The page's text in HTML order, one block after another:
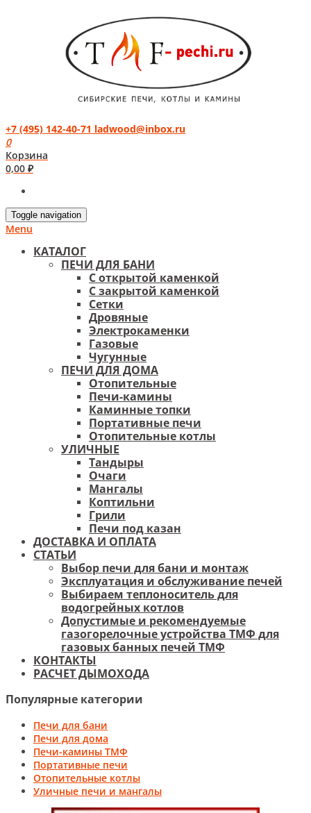
+7 (495) 142-40-71 ladwood@inbox.ru
0
Корзина
0,00 ₽
Toggle navigation
Menu
КАТАЛОГ
ПЕЧИ ДЛЯ БАНИ
С открытой каменкой
С закрытой каменкой
Сетки
Дровяные
Электрокаменки
Газовые
Чугунные
ПЕЧИ ДЛЯ ДОМА
Отопительные
Печи-камины
Каминные топки
Портативные печи
Отопительные котлы
УЛИЧНЫЕ
Тандыры
Очаги
Мангалы
Коптильни
Грили
Печи под казан
ДОСТАВКА И ОПЛАТА
СТАТЬИ
Выбор печи для бани и монтаж
Эксплуатация и обслуживание печей
Выбираем теплоноситель для
водогрейных котлов
Допустимые и рекомендуемые
газогорелочные устройства ТМФ для
газовых банных печей ТМФ
КОНТАКТЫ
РАСЧЕТ ДЫМОХОДА
Популярные категории
Печи для бани
Печи для дома
Печи-камины ТМФ
Портативные печи
Отопительные котлы
Уличные печи и мангалы